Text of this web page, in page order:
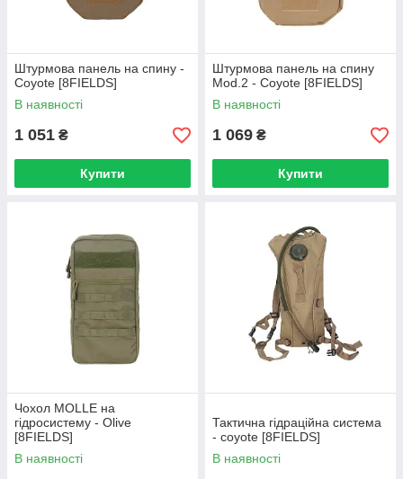
Штурмова панель на спину -
Coyote [8FIELDS]
В наявності
1 051 ₴
Купити
Штурмова панель на спину
Mod.2 - Coyote [8FIELDS]
В наявності
1 069 ₴
Купити
Чохол MOLLE на
гідросистему - Olive
[8FIELDS]
В наявності
Тактична гідраційна система
- coyote [8FIELDS]
В наявності